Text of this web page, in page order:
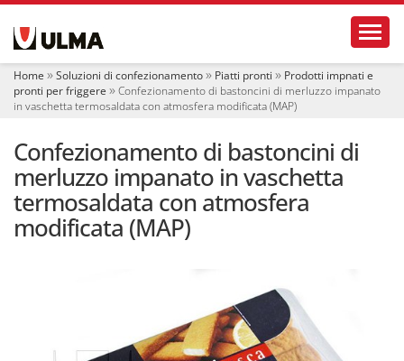
i
Home Soluzioni di confezionamento Piatti pronti
Prodotti impnati e
pronti per friggere
Confezionamento di bastoncini di merluzzo impanato
in vaschetta termosaldata con atmosfera modificata (MAP)
Confezionamento di bastoncini di
merluzzo impanato in vaschetta
termosaldata con atmosfera
modificata (MAP)